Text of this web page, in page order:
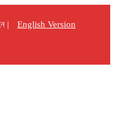
| English Version